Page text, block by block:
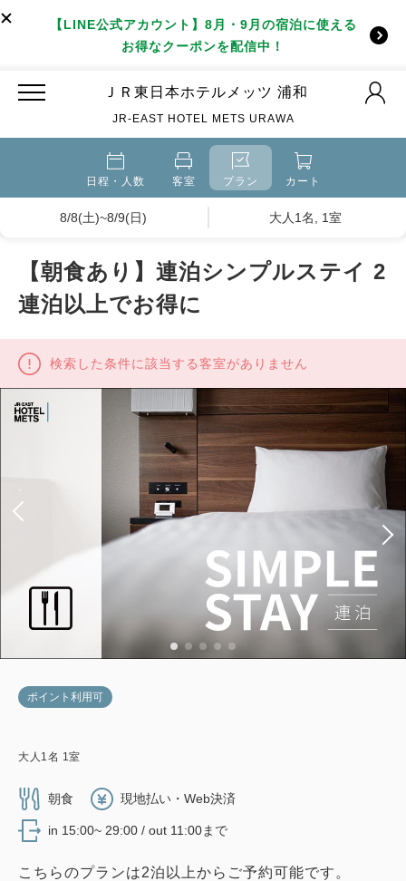
【LINE公式アカウント】8月・9月の宿泊に使える
お得なクーポンを配信中！
ＪＲ東日本ホテルメッツ 浦和
JR-EAST HOTEL METS URAWA
日程・人数 客室 プラン カート
8/8(土)~8/9(日) 大人1名, 1室
【朝食あり】連泊シンプルステイ 2
連泊以上でお得に
検索した条件に該当する客室がありません
ポイント利用可
大人 1 名 1 室
朝食 現地払い・Web決済
in 15:00~ 29:00 / out 11:00まで
こちらのプランは2泊以上からご予約可能です。